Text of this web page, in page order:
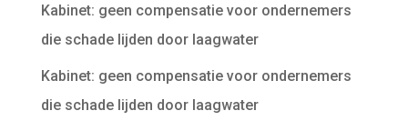
Kabinet: geen compensatie voor ondernemers
die schade lijden door laagwater
Kabinet: geen compensatie voor ondernemers
die schade lijden door laagwater